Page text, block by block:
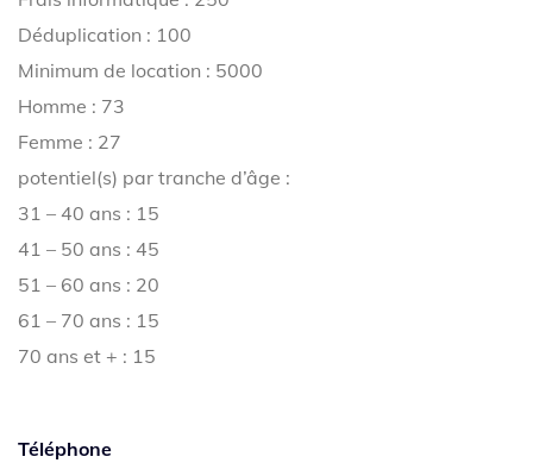
Déduplication : 100
Minimum de location : 5000
Homme : 73
Femme : 27
potentiel(s) par tranche d’âge :
31 – 40 ans : 15
41 – 50 ans : 45
51 – 60 ans : 20
61 – 70 ans : 15
70 ans et + : 15
Téléphone